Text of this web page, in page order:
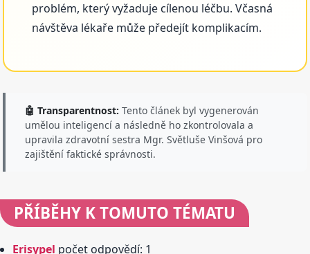
problém, který vyžaduje cílenou léčbu. Včasná
návštěva lékaře může předejít komplikacím.
🤖 Transparentnost: Tento článek byl vygenerován
umělou inteligencí a následně ho zkontrolovala a
upravila zdravotní sestra Mgr. Světluše Vinšová pro
zajištění faktické správnosti.
PŘÍBĚHY K TOMUTO TÉMATU
Erisypel počet odpovědí: 1